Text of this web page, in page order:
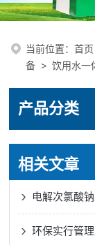
当前位置：首页
备 >饮用水一
产品分类
相关文章
电解次氯酸
环保实行管